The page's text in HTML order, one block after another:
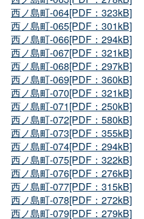
西ノ島町-064[PDF：323kB]
西ノ島町-065[PDF：301kB]
西ノ島町-066[PDF：294kB]
西ノ島町-067[PDF：321kB]
西ノ島町-068[PDF：297kB]
西ノ島町-069[PDF：360kB]
西ノ島町-070[PDF：321kB]
西ノ島町-071[PDF：250kB]
西ノ島町-072[PDF：580kB]
西ノ島町-073[PDF：355kB]
西ノ島町-074[PDF：294kB]
西ノ島町-075[PDF：322kB]
西ノ島町-076[PDF：276kB]
西ノ島町-077[PDF：315kB]
西ノ島町-078[PDF：272kB]
西ノ島町-079[PDF：279kB]